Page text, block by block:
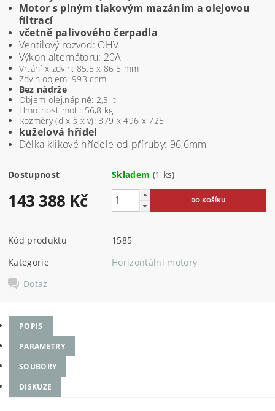
Motor s plným tlakovým mazáním a olejovou
filtrací
včetně palivového čerpadla
Ventilový rozvod: OHV
Výkon alternátoru: 20A
Vrtání x zdvih: 85,5 x 86,5 mm
Zdvih.objem: 993 ccm
Bez nádrže
Objem olej.náplně: 2,3 lt
Hmotnost mot.: 56,8 kg
Rozměry (d x š x v): 379 x 496 x 725
kuželová hřídel
Délka klikové hřídele od příruby: 96,6mm
Dostupnost Skladem (1 ks)
143 388 Kč
Kód produktu
1585
Kategorie
Horizontální motory
Dotaz
POPIS
PARAMETRY
SOUBORY
DISKUZE